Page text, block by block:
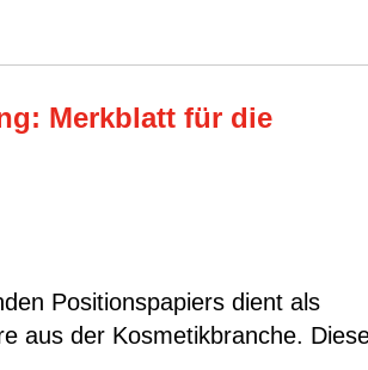
Merkblatt für die
Positionspapiers dient als
der Kosmetikbranche. Dieses